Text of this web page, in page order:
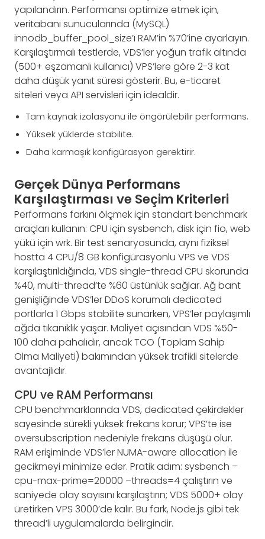
yapılandırın. Performansı optimize etmek için,
veritabanı sunucularında (MySQL)
innodb_buffer_pool_size’ı RAM’in %70’ine ayarlayın.
Karşılaştırmalı testlerde, VDS’ler yoğun trafik altında
(500+ eşzamanlı kullanıcı) VPS’lere göre 2-3 kat
daha düşük yanıt süresi gösterir. Bu, e-ticaret
siteleri veya API servisleri için idealdir.
Tam kaynak izolasyonu ile öngörülebilir performans.
Yüksek yüklerde stabilite.
Daha karmaşık konfigürasyon gerektirir.
Gerçek Dünya Performans
Karşılaştırması ve Seçim Kriterleri
Performans farkını ölçmek için standart benchmark
araçları kullanın: CPU için sysbench, disk için fio, web
yükü için wrk. Bir test senaryosunda, aynı fiziksel
hostta 4 CPU/8 GB konfigürasyonlu VPS ve VDS
karşılaştırıldığında, VDS single-thread CPU skorunda
%40, multi-thread’te %60 üstünlük sağlar. Ağ bant
genişliğinde VDS’ler DDoS korumalı dedicated
portlarla 1 Gbps stabilite sunarken, VPS’ler paylaşımlı
ağda tıkanıklık yaşar. Maliyet açısından VDS %50-
100 daha pahalıdır, ancak TCO (Toplam Sahip
Olma Maliyeti) bakımından yüksek trafikli sitelerde
avantajlıdır.
CPU ve RAM Performansı
CPU benchmarklarında VDS, dedicated çekirdekler
sayesinde sürekli yüksek frekans korur; VPS’te ise
oversubscription nedeniyle frekans düşüşü olur.
RAM erişiminde VDS’ler NUMA-aware allocation ile
gecikmeyi minimize eder. Pratik adım: sysbench –
cpu-max-prime=20000 –threads=4 çalıştırın ve
saniyede olay sayısını karşılaştırın; VDS 5000+ olay
üretirken VPS 3000’de kalır. Bu fark, Node.js gibi tek
thread’li uygulamalarda belirgindir.